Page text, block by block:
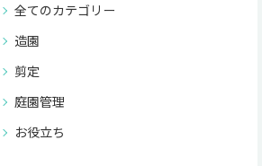
全てのカテゴリー
造園
剪定
庭園管理
お役立ち